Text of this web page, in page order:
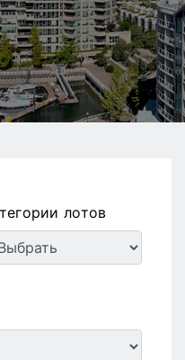
лотов